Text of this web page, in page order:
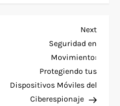
Next
Post
Next
Seguridad en
Movimiento:
Protegiendo tus
Dispositivos Móviles del
Ciberespionaje